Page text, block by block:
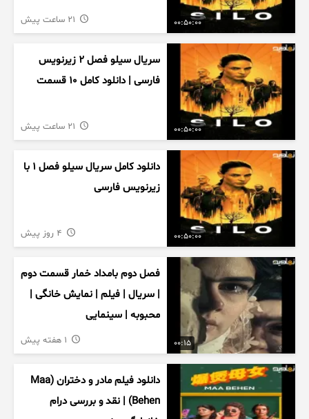
00:50:00
00:50:00
سریال سیلو فصل ۲ زیرنویس
فارسی | دانلود کامل ۱۰ قسمت
00:50:00
دانلود کامل سریال سیلو فصل ۱ با
زیرنویس فارسی
00:15
فصل دوم بامداد خمار قسمت دوم
| سریال | فیلم | نمایش خانگی |
محبوبه | سینمایی
دانلود فیلم مادر و دختران (Maa
Behen) | نقد و بررسی درام